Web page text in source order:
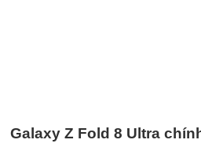
Galaxy Z Fold 8 Ultra